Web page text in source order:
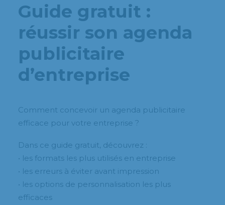
Guide gratuit :
réussir son agenda
publicitaire
d’entreprise
Comment concevoir un agenda publicitaire
efficace pour votre entreprise ?
Dans ce guide gratuit, découvrez :
• les formats les plus utilisés en entreprise
• les erreurs à éviter avant impression
• les options de personnalisation les plus
efficaces